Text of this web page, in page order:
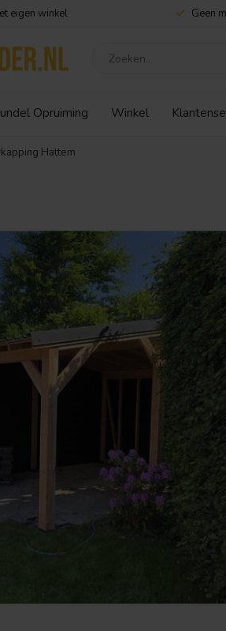
eigen winkel Geen
Opruiming Winkel
Hattem